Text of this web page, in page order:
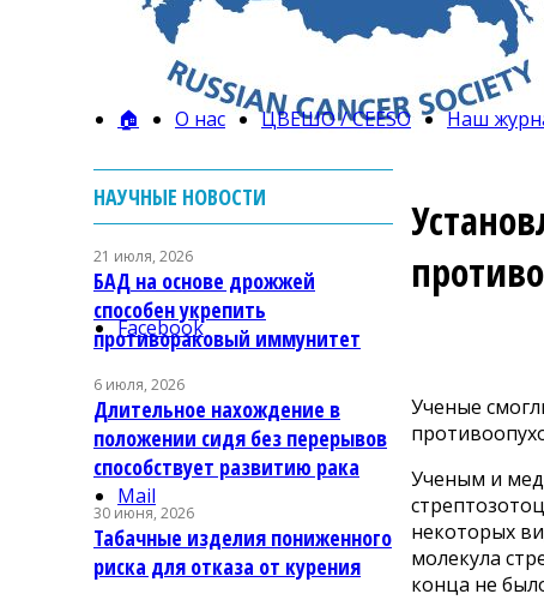
Facebook
Mail
🏠 О нас ЦВЕШО / CEESO Наш
Ученые
Ученым и
некоторых
молекула
конца не
НАУЧНЫЕ НОВОСТИ
21 июля, 2026
БАД на основе дрожжей
способен укрепить
противораковый иммунитет
6 июля, 2026
Длительное нахождение в
положении сидя без перерывов
способствует развитию рака
30 июня, 2026
Табачные изделия пониженного
риска для отказа от курения